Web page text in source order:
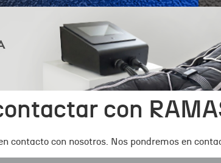
con
contacto con nosotros. Nos pondremos en